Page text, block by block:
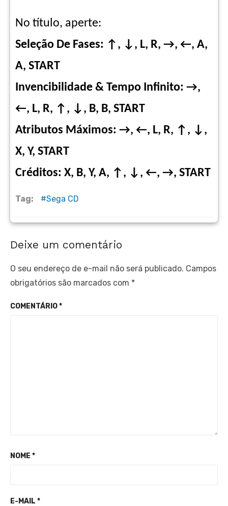
No título, aperte:
Seleção De Fases: ↑, ↓, L, R, →, ←, A,
A, START
Invencibilidade & Tempo Infinito: →,
←, L, R, ↑, ↓, B, B, START
Atributos Máximos: →, ←, L, R, ↑, ↓,
X, Y, START
Créditos: X, B, Y, A, ↑, ↓, ←, →, START
Tag: Sega CD
Deixe um comentário
O seu endereço de e-mail não será publicado. Campos
obrigatórios são marcados com *
COMENTÁRIO*
NOME *
E-MAIL *